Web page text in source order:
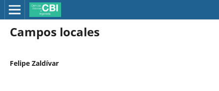
Campos locales
Felipe Zaldívar